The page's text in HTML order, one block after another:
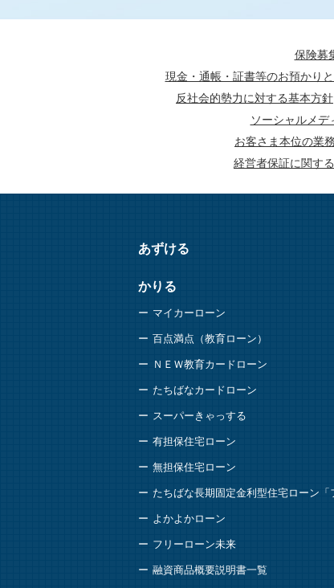
保険募
現金・通帳・証書等のお預かり
反社会的勢力に対する基本方針
ソーシャルメデ
お客さま本位の業
経営者保証に関す
あずける
かりる
マイカーローン
百点満点（教育ローン）
ＮＥＷ教育カードローン
たちばなカードローン
スーパーきゃっする
有担保住宅ローン
無担保住宅ローン
たちばな長期固定金利型住宅ローン「
よかよかローン
フリーローン未来
融資商品概要説明書一覧